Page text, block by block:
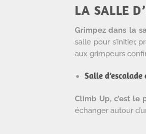
LA SALLE
Grimpez dans la
salle pour s’initier,
aux grimpeurs
Salle
Climb Up, c’est le
échanger autour